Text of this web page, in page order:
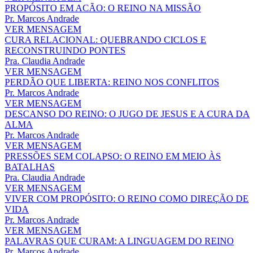
PROPÓSITO EM ACÃO: O REINO NA MISSÃO
Pr. Marcos Andrade
VER MENSAGEM
CURA RELACIONAL: QUEBRANDO CICLOS E
RECONSTRUINDO PONTES
Pra. Claudia Andrade
VER MENSAGEM
PERDÃO QUE LIBERTA: REINO NOS CONFLITOS
Pr. Marcos Andrade
VER MENSAGEM
DESCANSO DO REINO: O JUGO DE JESUS E A CURA DA
ALMA
Pr. Marcos Andrade
VER MENSAGEM
PRESSÕES SEM COLAPSO: O REINO EM MEIO ÀS
BATALHAS
Pra. Claudia Andrade
VER MENSAGEM
VIVER COM PROPÓSITO: O REINO COMO DIREÇÃO DE
VIDA
Pr. Marcos Andrade
VER MENSAGEM
PALAVRAS QUE CURAM: A LINGUAGEM DO REINO